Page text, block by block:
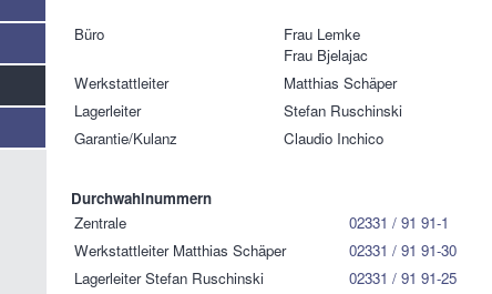
Büro
Frau Lemke
Frau Bjelajac
Werkstattleiter
Matthias Schäper
Lagerleiter
Stefan Ruschinski
Garantie/Kulanz
Claudio Inchico
Durchwahlnummern
Zentrale
02331 / 91 91-1
Werkstattleiter Matthias Schäper
02331 / 91 91-30
Lagerleiter Stefan Ruschinski
02331 / 91 91-25